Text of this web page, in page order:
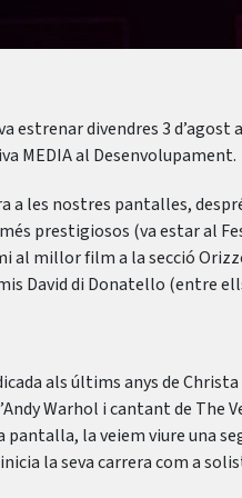
va estrenar divendres 3
MEDIA al Desenvolupament.
a les nostres pantalles,
prestigiosos (va estar al
al millor film a la secció
David di Donatello (entre
als últims anys de
Warhol i cantant de The
pantalla, la veiem viure una
la seva carrera com a